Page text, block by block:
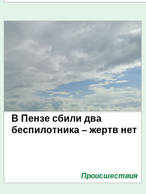
В Пензе сбили два
беспилотника – жертв нет
Проиcшествия